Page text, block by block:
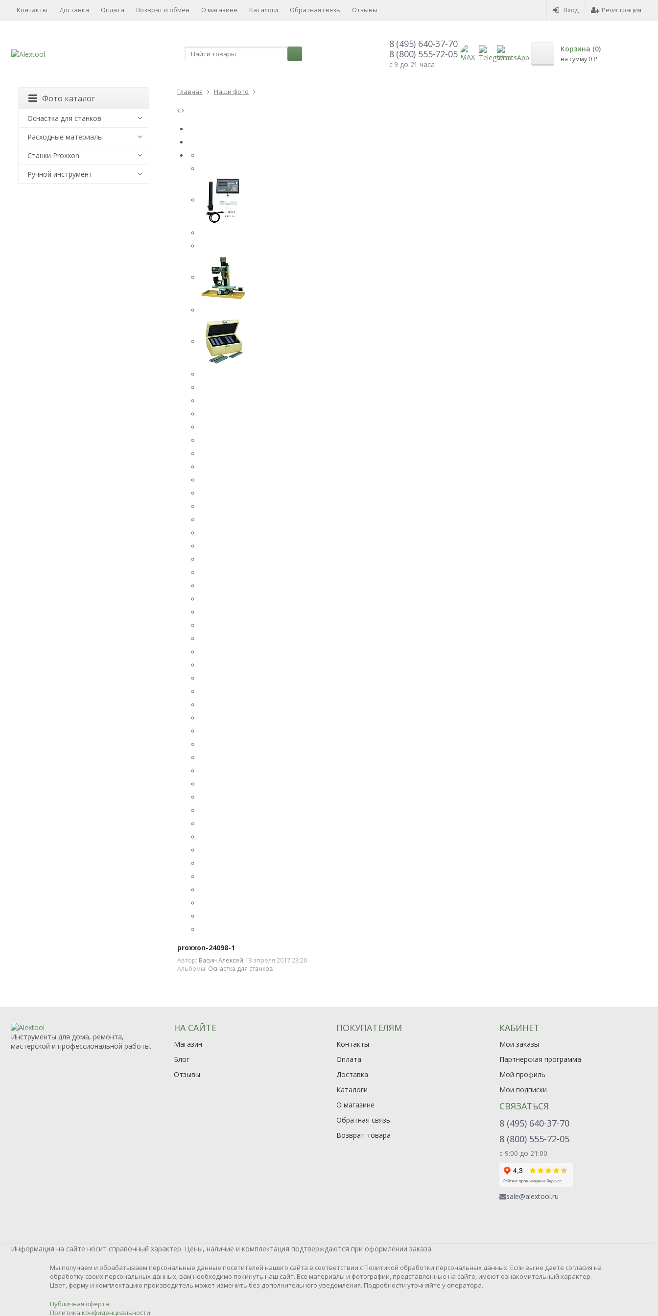
Вход Регистрация
Контакты Доставка Оплата Возврат и обмен О магазине Каталоги Обратная связь Отзывы
8 (495) 640-37-70
8 (800) 555-72-05
с 9 до 21 часа
Корзина (0)
на сумму 0 ₽
Фото каталог
Оснастка для станков
Расходные материалы
Станки Proxxon
Ручной инструмент
Главная Наши фото
proxxon-24098-1
Автор: Васин Алексей 18 апреля 2017 23:20
Альбомы: Оснастка для станков
Инструменты для дома, ремонта,
мастерской и профессиональной работы.
НА САЙТЕ
Магазин
Блог
Отзывы
ПОКУПАТЕЛЯМ
Контакты
Оплата
Доставка
Каталоги
О магазине
Обратная связь
Возврат товара
КАБИНЕТ
Мои заказы
Партнерская программа
Мой профиль
Мои подписки
СВЯЗАТЬСЯ
8 (495) 640-37-70
8 (800) 555-72-05
с 9:00 до 21:00
sale@alextool.ru
Информация на сайте носит справочный характер. Цены, наличие и комплектация подтверждаются при оформлении заказа.
Мы получаем и обрабатываем персональные данные посетителей нашего сайта в соответствии с Политикой обработки персональных данных. Если вы не даете согласия на
обработку своих персональных данных, вам необходимо покинуть наш сайт. Все материалы и фотографии, представленные на сайте, имеют ознакомительный характер.
Цвет, форму и комплектацию производитель может изменить без дополнительного уведомления. Подробности уточняйте у оператора.
Публичная оферта
Политика конфиденциальности